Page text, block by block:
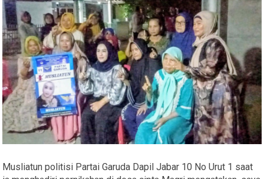
Musliatun politisi Partai Garuda Dapil Jabar 10 No Urut 1 saat